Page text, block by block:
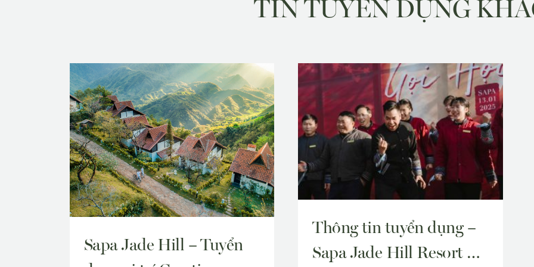
TIN TUYỂN DỤNG
Sapa Jade Hill – Tuyển
Thông tin tuyển dụng –
Sapa Jade Hill Resort &